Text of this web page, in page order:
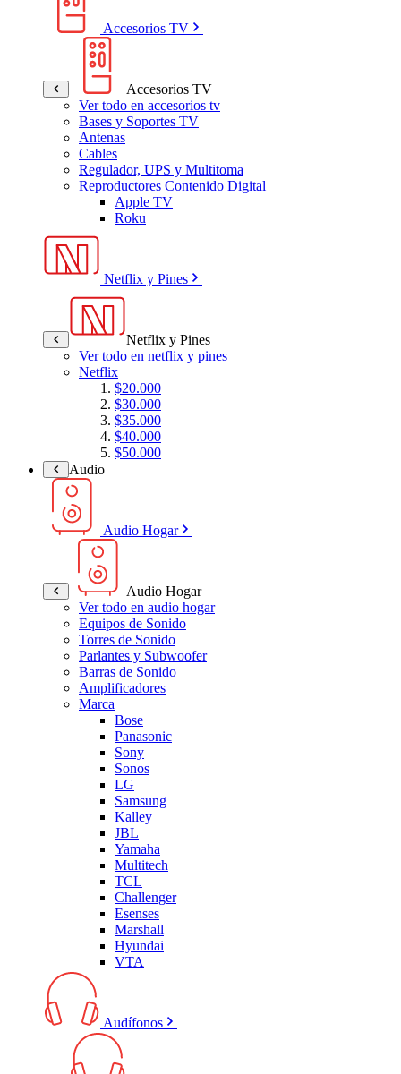
Accesorios TV
Accesorios TV
Ver todo en accesorios tv
Bases y Soportes TV
Antenas
Cables
Regulador, UPS y Multitoma
Reproductores Contenido Digital
Apple TV
Roku
Netflix y Pines
Netflix y Pines
Ver todo en netflix y pines
Netflix
$20.000
$30.000
$35.000
$40.000
$50.000
Audio
Audio Hogar
Audio Hogar
Ver todo en audio hogar
Equipos de Sonido
Torres de Sonido
Parlantes y Subwoofer
Barras de Sonido
Amplificadores
Marca
Bose
Panasonic
Sony
Sonos
LG
Samsung
Kalley
JBL
Yamaha
Multitech
TCL
Challenger
Esenses
Marshall
Hyundai
VTA
Audífonos